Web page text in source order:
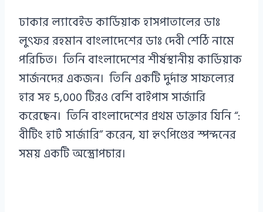
ঢাকার ল্যাবেইড কার্ডিয়াক হাসপাতালের ডাঃ
লুৎফর রহমান বাংলাদেশের ডাঃ দেবী শেঠি নামে
পরিচিত। তিনি বাংলাদেশের শীর্ষস্থানীয় কার্ডিয়াক
সার্জনদের একজন। তিনি একটি দুর্দান্ত সাফল্যের
হার সহ 5,000 টিরও বেশি বাইপাস সার্জারি
করেছেন। তিনি বাংলাদেশের প্রথম ডাক্তার যিনি “:
বীটিং হার্ট সার্জারি” করেন, যা হৃৎপিণ্ডের স্পন্দনের
সময় একটি অস্ত্রোপচার।